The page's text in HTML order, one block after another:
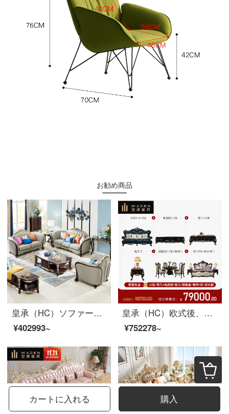
お勧め商品
皇承（HC）ソファーの木の彫刻模様の皮のソファーのアメリカ式客間家具セットのソファーQ 32軽い・豪華風のシングル+二人+三人のソファー
¥402993~
皇承（HC）欧式後、近代的な木のソファーの大きい家型客間の本革のソファーの組み合わせ866臻品の全部屋の17点セット
¥752278~
カートに入れる 購入